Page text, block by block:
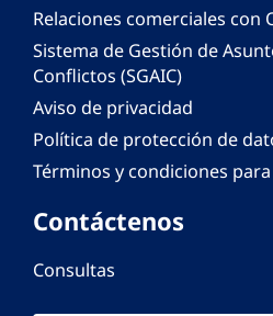
Relaciones comerciales con
Sistema de Gestión de
Conflictos (SGAIC)
Aviso de privacidad
Política de protección de
Términos y condiciones
Contáctenos
Consultas